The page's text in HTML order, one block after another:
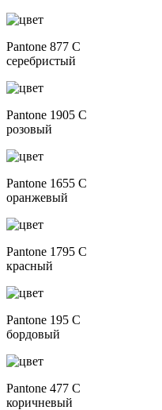
Pantone 877 C
серебристый
Pantone 1905 C
розовый
Pantone 1655 C
оранжевый
Pantone 1795 C
красный
Pantone 195 C
бордовый
Pantone 477 C
коричневый